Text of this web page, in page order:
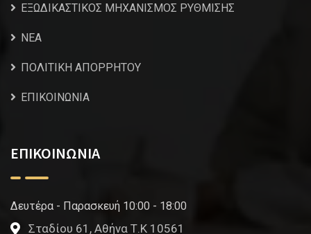
ΕΞΩΔΙΚΑΣΤΙΚΟΣ ΜΗΧΑΝΙΣΜΟΣ ΡΥΘΜΙΣΗΣ
NEA
ΠΟΛΙΤΙΚΗ ΑΠΟΡΡΗΤΟΥ
ΕΠΙΚΟΙΝΩΝΙΑ
ΕΠΙΚΟΙΝΩΝΙΑ
Δευτέρα - Παρασκευή 10:00 - 18:00
Σταδίου 61, Αθήνα Τ.Κ 10561